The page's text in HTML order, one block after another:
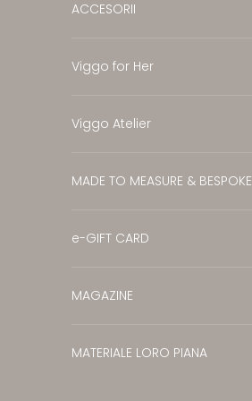
ACCESORII
Viggo for Her
Viggo Atelier
MADE TO MEASURE & BESPOKE
e-GIFT CARD
MAGAZINE
MATERIALE LORO PIANA